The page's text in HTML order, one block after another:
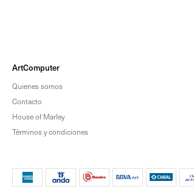
ArtComputer
Quienes somos
Contacto
House of Marley
Términos y condiciones